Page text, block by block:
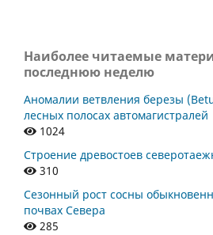
Наиболее читаемые
последнюю неделю
Аномалии ветвления березы
лесных полосах автомагистралей
1024
Строение древостоев
310
Сезонный рост сосны
почвах Севера
285